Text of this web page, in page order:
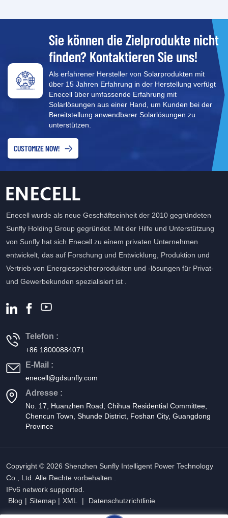
Sie können die Zielprodukte nicht
finden? Kontaktieren Sie uns!
Als erfahrener Hersteller von Solarprodukten mit
über 15 Jahren Erfahrung in der Herstellung verfügt
Enecell über umfassende Erfahrung mit
Solarlösungen aus einer Hand, um Kunden bei der
Bereitstellung anwendbarer Solarlösungen zu
unterstützen.
CUSTOMIZE NOW!
Enecell wurde als neue Geschäftseinheit der 2010 gegründeten
Sunfly Holding Group gegründet. Mit der Hilfe und Unterstützung
von Sunfly hat sich Enecell zu einem privaten Unternehmen
entwickelt, das auf Forschung und Entwicklung, Produktion und
Vertrieb von Energiespeicherprodukten und -lösungen für Privat-
und Gewerbekunden spezialisiert ist .
Telefon :
+86 18000884071
E-Mail :
enecell@gdsunfly.com
Adresse :
No. 17, Huanzhen Road, Chihua Residential Committee,
Chencun Town, Shunde District, Foshan City, Guangdong
Province
Copyright © 2026 Shenzhen Sunfly Intelligent Power Technology
Co., Ltd. Alle Rechte vorbehalten .
IPv6 network supported.
Blog | Sitemap | XML | Datenschutzrichtlinie